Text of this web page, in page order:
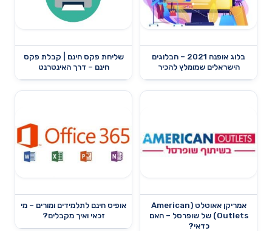
בלוג אופנה 2021 – הבלוגים
הישראלים שמומלץ להכיר
שליחת פקס חינם | קבלת פקס
חינם – דרך האינטרנט
אמריקן אאוטלט (American
Outlets) של שופרסל – האם
כדאי?
אופיס חינם לתלמידים ומורים – מי
זכאי ואיך מקבלים?